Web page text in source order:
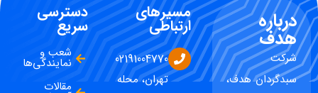
درباره
هدف
شرکت
سبدگردان هدف،
مسیرهای
ارتباطی
02191004770
تهران، محله
دسترسی
سریع
شعب و
نمایندگی‌ها
مقالات